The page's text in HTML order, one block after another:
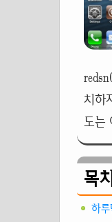
치하
도는
목
하